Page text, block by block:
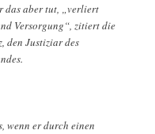
das aber tut, „verliert
Versorgung“, zitiert die
den Justiziar des
wenn er durch einen